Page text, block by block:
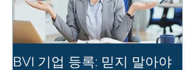
BVI 기업 등록: 믿지 말아야